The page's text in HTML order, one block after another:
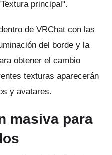
principal".
de VRChat con las
del borde y la
obtener el cambio
texturas aparecerán
y avatares.
masiva para